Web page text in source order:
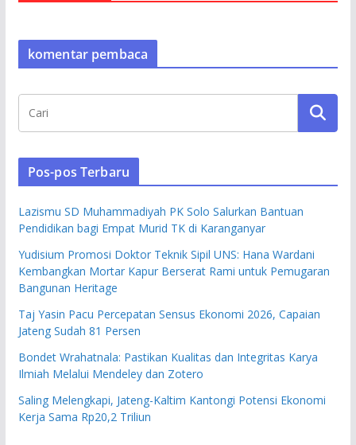
komentar pembaca
Pos-pos Terbaru
Lazismu SD Muhammadiyah PK Solo Salurkan Bantuan
Pendidikan bagi Empat Murid TK di Karanganyar
Yudisium Promosi Doktor Teknik Sipil UNS: Hana Wardani
Kembangkan Mortar Kapur Berserat Rami untuk Pemugaran
Bangunan Heritage
Taj Yasin Pacu Percepatan Sensus Ekonomi 2026, Capaian
Jateng Sudah 81 Persen
Bondet Wrahatnala: Pastikan Kualitas dan Integritas Karya
Ilmiah Melalui Mendeley dan Zotero
Saling Melengkapi, Jateng-Kaltim Kantongi Potensi Ekonomi
Kerja Sama Rp20,2 Triliun